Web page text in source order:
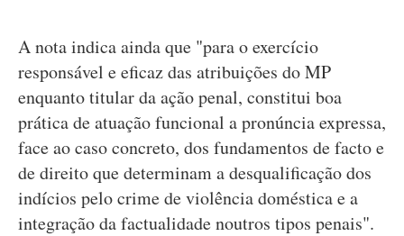
A nota indica ainda que "para o exercício
responsável e eficaz das atribuições do MP
enquanto titular da ação penal, constitui boa
prática de atuação funcional a pronúncia expressa,
face ao caso concreto, dos fundamentos de facto e
de direito que determinam a desqualificação dos
indícios pelo crime de violência doméstica e a
integração da factualidade noutros tipos penais".